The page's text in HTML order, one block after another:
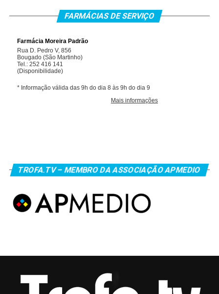
FARMÁCIAS DE SERVIÇO
TROFA.TV – MEMBRO DA ASSOCIAÇÃO APMEDIO